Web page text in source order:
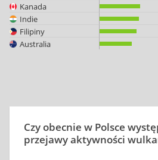
Kanada
Indie
Filipiny
Australia
Czy obecnie w Polsce
przejawy aktywności